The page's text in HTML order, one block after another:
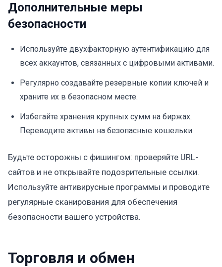
Дополнительные меры
безопасности
Используйте двухфакторную аутентификацию для
всех аккаунтов, связанных с цифровыми активами.
Регулярно создавайте резервные копии ключей и
храните их в безопасном месте.
Избегайте хранения крупных сумм на биржах.
Переводите активы на безопасные кошельки.
Будьте осторожны с фишингом: проверяйте URL-
сайтов и не открывайте подозрительные ссылки.
Используйте антивирусные программы и проводите
регулярные сканирования для обеспечения
безопасности вашего устройства.
Торговля и обмен